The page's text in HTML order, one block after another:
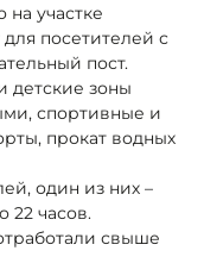
на участке
посетителей с
пост.
детские зоны
спортивные и
прокат водных
один из них –
22 часов.
свыше